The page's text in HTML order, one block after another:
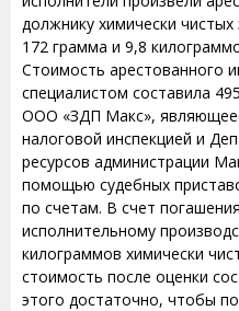
должнику химически
172 грамма и 9,8
Стоимость арестованного
специалистом составила
ООО «ЗДП Макс»,
налоговой инспекцией и
ресурсов администрации
помощью судебных
по счетам. В счет
исполнительному
килограммов химически
стоимость после оценки
этого достаточно, чтобы